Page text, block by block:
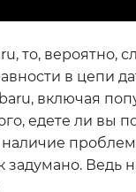
то, вероятно,
в цепи
включая
едете ли вы
наличие
Ведь